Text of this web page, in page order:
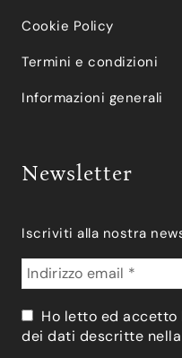
Cookie Policy
Termini e condizioni
Informazioni generali
Newsletter
Iscriviti alla nostra
Ho letto ed
dei dati descritte nella